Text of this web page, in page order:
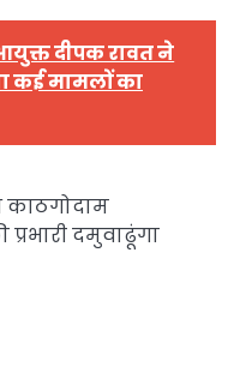
दीपक रावत ने
कई मामलों का
काठगोदाम
दमुवाढूंगा